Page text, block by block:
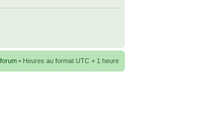
• Heures au format UTC + 1 heure